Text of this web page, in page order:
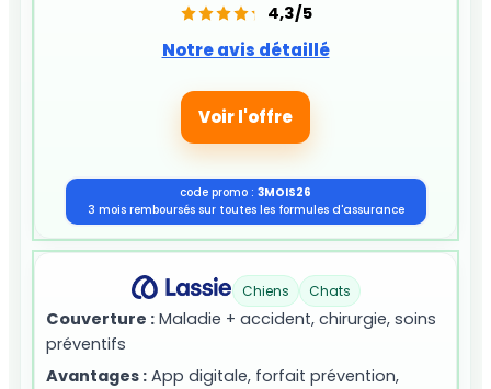
4,3/5
Notre avis détaillé
Voir l'offre
code promo : 3MOIS26
3 mois remboursés sur toutes les formules d'assurance
Chiens Chats
Couverture : Maladie + accident, chirurgie, soins
préventifs
Avantages : App digitale, forfait prévention,